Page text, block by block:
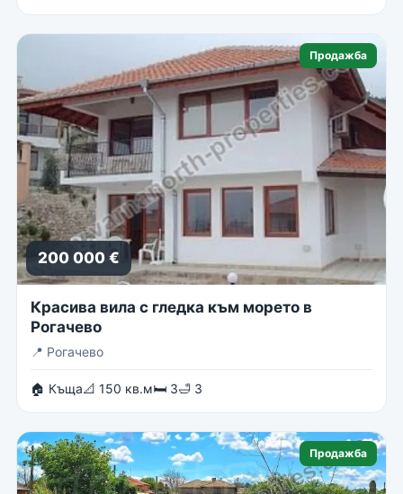
Продажба
200 000 €
Красива вила с гледка към морето в
Рогачево
📍 Рогачево
🏠 Къща📐 150 кв.м🛏 3🛁 3
Продажба